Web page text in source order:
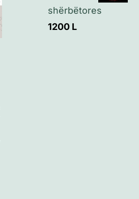
shërbëtores
1200 L